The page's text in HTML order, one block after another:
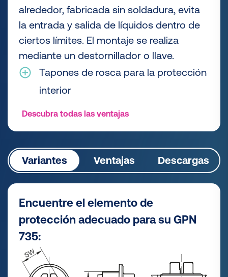
alrededor, fabricada sin soldadura, evita
la entrada y salida de líquidos dentro de
ciertos límites. El montaje se realiza
mediante un destornillador o llave.
Tapones de rosca para la protección
interior
Descubra todas las ventajas
Variantes Ventajas Descargas
Encuentre el elemento de
protección adecuado para su GPN
735: